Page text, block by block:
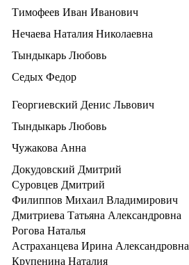
Тимофеев Иван Иванович
Нечаева Наталия Николаевна
Тындыкарь Любовь
Седых Федор
Георгиевский Денис Львович
Тындыкарь Любовь
Чужакова Анна
Докудовский Дмитрий
Суровцев Дмитрий
Филиппов Михаил Владимирович
Дмитриева Татьяна Александровна
Рогова Наталья
Астраханцева Ирина Александровна
Крупенина Наталия